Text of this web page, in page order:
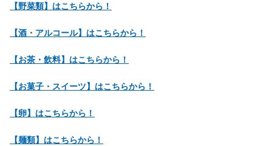
【野菜類】はこちらから！
【酒・アルコール】はこちらから！
【お茶・飲料】はこちらから！
【お菓子・スイーツ】はこちらから！
【卵】はこちらから！
【麺類】はこちらから！